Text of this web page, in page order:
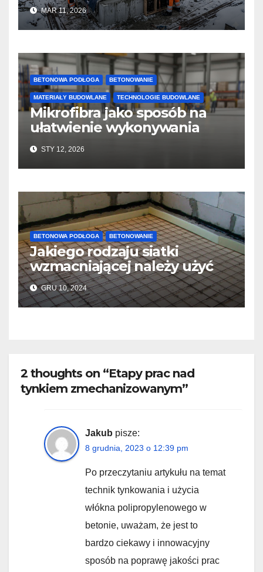
twardnienie
MAR 11, 2026
BETONOWA PODŁOGA BETONOWANIE
MATERIAŁY BUDOWLANE TECHNOLOGIE BUDOWLANE
Mikrofibra jako sposób na
ułatwienie wykonywania
posadzek betonowych i
konstrukcji
STY 12, 2026
BETONOWA PODŁOGA BETONOWANIE
Jakiego rodzaju siatki
wzmacniającej należy użyć
do wylewek podłogowych?
GRU 10, 2024
2 thoughts on “Etapy prac nad
tynkiem zmechanizowanym”
Jakub pisze:
8 grudnia, 2023 o 12:39 pm
Po przeczytaniu artykułu na temat
technik tynkowania i użycia
włókna polipropylenowego w
betonie, uważam, że jest to
bardzo ciekawy i innowacyjny
sposób na poprawę jakości prac